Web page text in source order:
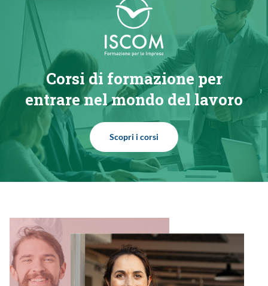
Corsi di formazione per
entrare nel mondo del lavoro
Scopri i corsi